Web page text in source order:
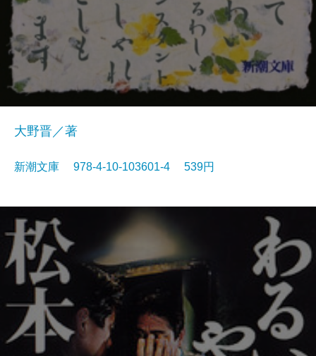
大野晋／著
新潮文庫 978-4-10-103601-4 539円